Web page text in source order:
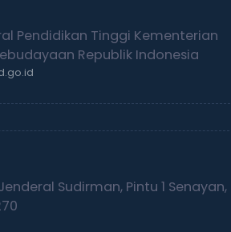
Pendidikan Tinggi Kementerian
Republik Indonesia
Sudirman, Pintu 1 Senayan,